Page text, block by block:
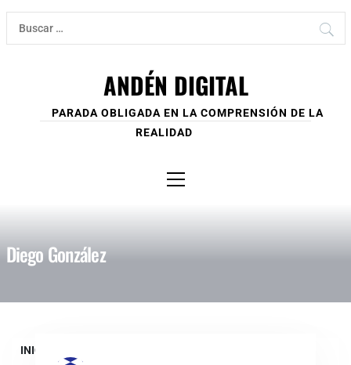
Ir
contenido
Buscar:
ANDÉN DIGITAL
PARADA OBLIGADA EN LA COMPRENSIÓN DE LA
REALIDAD
principal
Diego González
INICIO